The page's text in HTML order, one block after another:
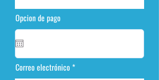
Opcion de pago
Correo electrónico